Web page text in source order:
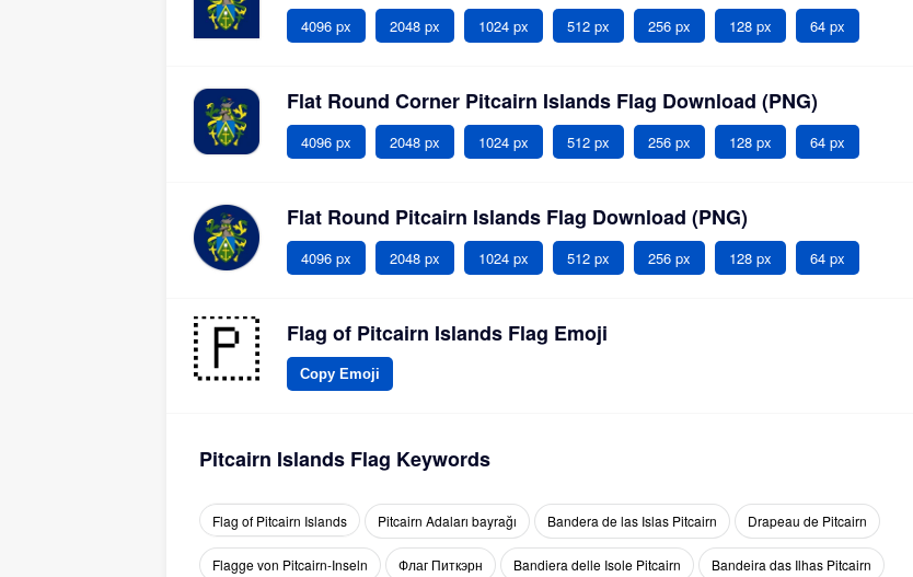
4096 px 2048 px 1024 px 512 px 256 px 128 px 64 px
Flat Round Corner Pitcairn Islands Flag Download (PNG)
4096 px 2048 px 1024 px 512 px 256 px 128 px 64 px
Flat Round Pitcairn Islands Flag Download (PNG)
4096 px 2048 px 1024 px 512 px 256 px 128 px 64 px
Flag of Pitcairn Islands Flag Emoji
Copy Emoji
Pitcairn Islands Flag Keywords
Flag of Pitcairn Islands Pitcairn Adaları bayrağı Bandera de las Islas Pitcairn Drapeau de Pitcairn
Flagge von Pitcairn-Inseln Флаг Питкэрн Bandiera delle Isole Pitcairn Bandeira das Ilhas Pitcairn